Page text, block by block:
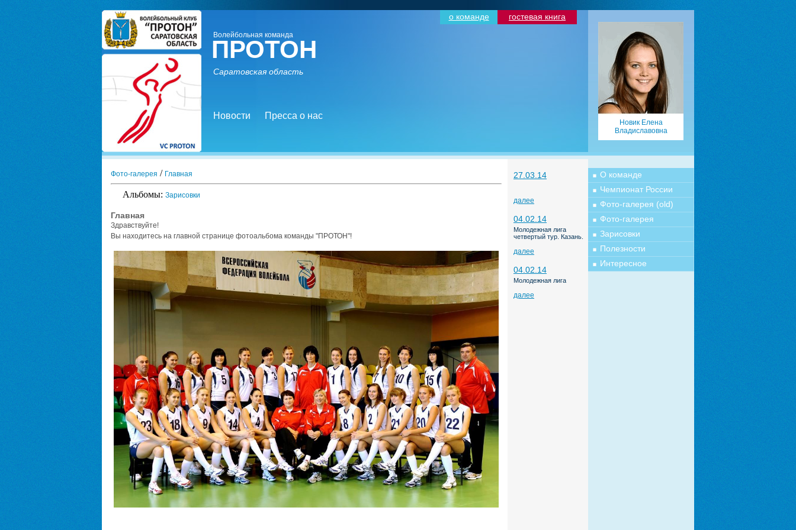
о команде гостевая книга
Волейбольная команда
ПРОТОН
Саратовская область
Новости Пресса о нас
Новик Елена
Владиславовна
Фото-галерея / Главная
Альбомы: Зарисовки
Главная
Здравствуйте!
Вы находитесь на главной странице фотоальбома команды "ПРОТОН"!
27.03.14
далее
04.02.14
Молодежная лига
четвертый тур. Казань.
далее
04.02.14
Молодежная лига
далее
О команде
Чемпионат России
Фото-галерея (old)
Фото-галерея
Зарисовки
Полезности
Интересное